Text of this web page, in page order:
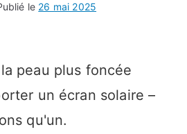
le 26 mai 2025
peau plus foncée
un écran solaire –
qu'un.